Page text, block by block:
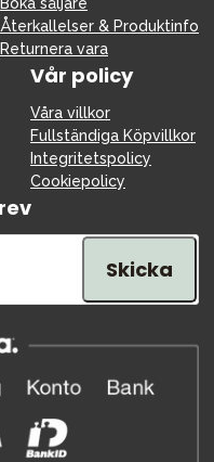
Återkallelser & Produktinfo
Returnera vara
Vår policy
Våra villkor
Fullständiga Köpvillkor
Integritetspolicy
Cookiepolicy
Skicka